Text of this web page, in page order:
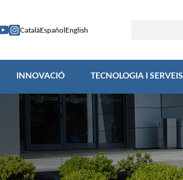
CatalàEspañolEnglish
INNOVACIÓ TECNOLOGIA I SERVEIS